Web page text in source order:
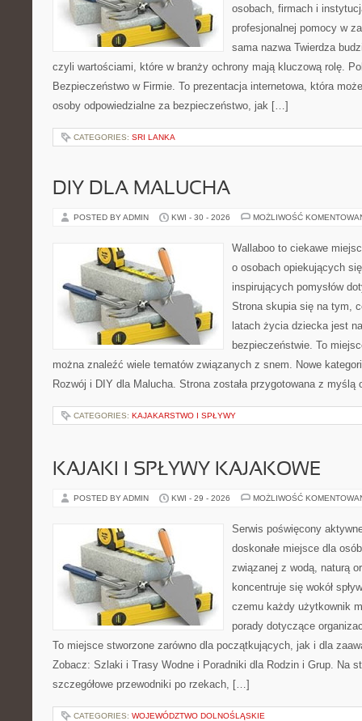
osobach, firmach i
profesjonalnej pomocy w
sama nazwa Twierdza
czyli wartościami, które w branży ochrony mają kluczową rolę.
Bezpieczeństwo w Firmie. To prezentacja internetowa, która
osoby odpowiedzialne za bezpieczeństwo, jak […]
CATEGORIES: SRI LANKA
DIY DLA MALUCHA
POSTED BY ADMIN KWI - 30 - 2026 MOŻLIWOŚĆ
Wallaboo to ciekawe
o osobach opiekujących
inspirujących pomysłów
Strona skupia się na tym,
latach życia dziecka jest
bezpieczeństwie. To
można znaleźć wiele tematów związanych z snem. Nowe
Rozwój i DIY dla Malucha. Strona została przygotowana z
CATEGORIES: KAJAKARSTWO I SPŁYWY
KAJAKI I SPŁYWY KAJAKOWE
POSTED BY ADMIN KWI - 29 - 2026 MOŻLIWOŚĆ
Serwis poświęcony
doskonałe miejsce dla
związanej z wodą, naturą
koncentruje się wokół
czemu każdy użytkownik
porady dotyczące
To miejsce stworzone zarówno dla początkujących, jak i dla
Zobacz: Szlaki i Trasy Wodne i Poradniki dla Rodzin i Grup. Na
szczegółowe przewodniki po rzekach, […]
CATEGORIES: WOJEWÓDZTWO DOLNOŚLĄSKIE